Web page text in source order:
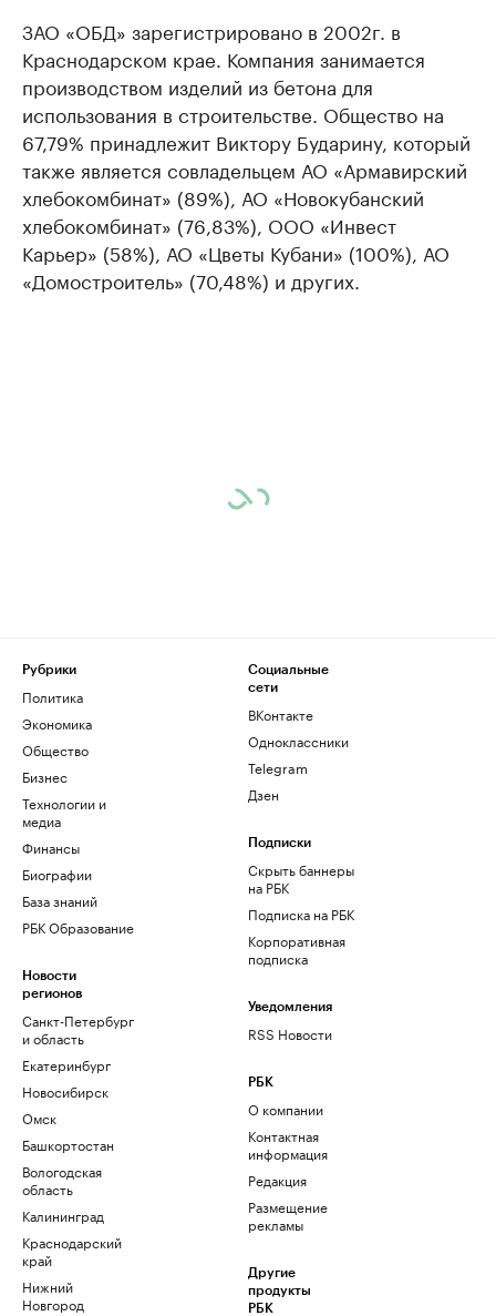
ЗАО «ОБД» зарегистрировано в 2002г. в
Краснодарском крае. Компания занимается
производством изделий из бетона для
использования в строительстве. Общество на
67,79% принадлежит Виктору Бударину, который
также является совладельцем АО «Армавирский
хлебокомбинат» (89%), АО «Новокубанский
хлебокомбинат» (76,83%), ООО «Инвест
Карьер» (58%), АО «Цветы Кубани» (100%), АО
«Домостроитель» (70,48%) и других.
Рубрики
Политика
Экономика
Общество
Бизнес
Технологии и
медиа
Финансы
Биографии
База знаний
РБК Образование
Новости
регионов
Санкт-Петербург
и область
Екатеринбург
Новосибирск
Омск
Башкортостан
Вологодская
область
Калининград
Краснодарский
край
Нижний
Новгород
Социальные
сети
ВКонтакте
Одноклассники
Telegram
Дзен
Подписки
Скрыть баннеры
на РБК
Подписка на РБК
Корпоративная
подписка
Уведомления
RSS Новости
РБК
О компании
Контактная
информация
Редакция
Размещение
рекламы
Другие
продукты
РБК